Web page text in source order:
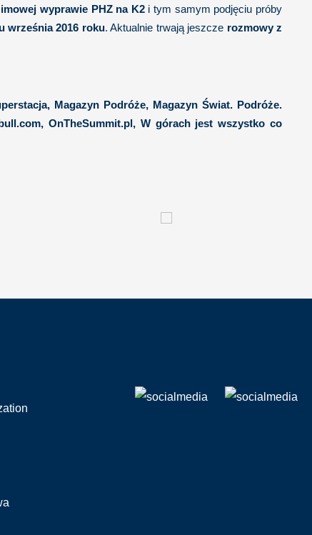
wyprawie PHZ na K2i tym samym podjęciu próby
września 2016 roku. Aktualnie trwają jeszcze rozmowy z
Magazyn Podróże, Magazyn Świat. Podróże.
OnTheSummit.pl, W górach jest wszystko co